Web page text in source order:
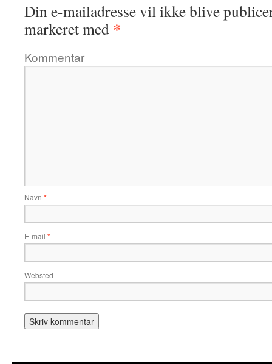
Din e-mailadresse vil ikke blive
markeret med *
Kommentar
Navn *
E-mail *
Websted